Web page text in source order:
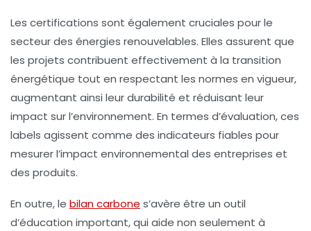
Les certifications sont également cruciales pour le
secteur des énergies renouvelables. Elles assurent que
les projets contribuent effectivement à la transition
énergétique tout en respectant les normes en vigueur,
augmentant ainsi leurdurabilité et réduisant leur
impact sur l’environnement. En termes d’évaluation, ces
labels agissent comme des indicateurs fiables pour
mesurer l’impact environnemental des entreprises et
des produits.
En outre, le bilan carbone s’avère être un outil
d’éducation important, qui aide non seulement à